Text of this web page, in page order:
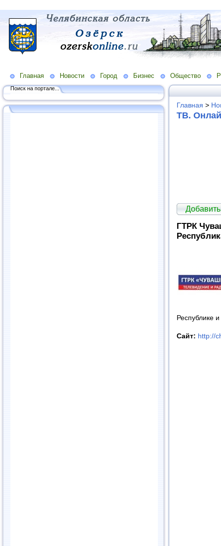
Главная Новости Город Бизнес Общество
Поиск на портале...
Главная >
ТВ.
ГТРК
Республике
Сайт: http://